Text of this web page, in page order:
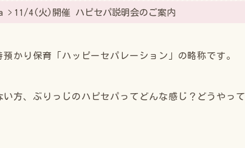
11/4(火)開催 ハピセパ説明会のご案内
かり保育「ハッピーセパレーション」の略称です。
方、ぶりっじのハピセパってどんな感じ？どうやっ